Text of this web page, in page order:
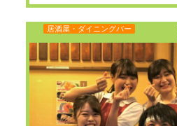
居酒屋・ダイニングバー